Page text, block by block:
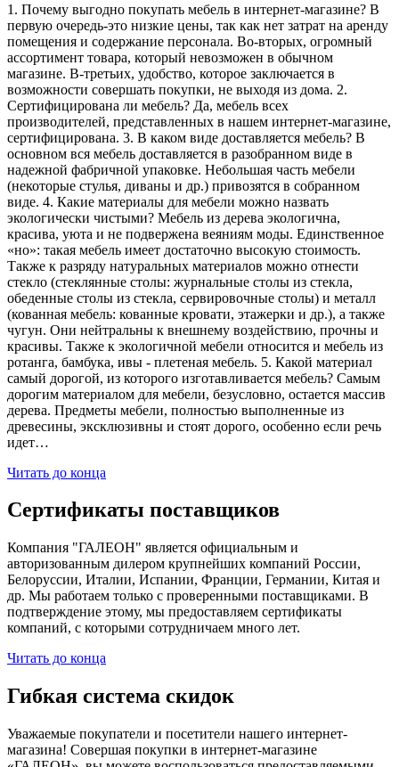
1. Почему выгодно покупать мебель в интернет-магазине? В
первую очередь-это низкие цены, так как нет затрат на аренду
помещения и содержание персонала. Во-вторых, огромный
ассортимент товара, который невозможен в обычном
магазине. В-третьих, удобство, которое заключается в
возможности совершать покупки, не выходя из дома. 2.
Сертифицирована ли мебель? Да, мебель всех
производителей, представленных в нашем интернет-магазине,
сертифицирована. 3. В каком виде доставляется мебель? В
основном вся мебель доставляется в разобранном виде в
надежной фабричной упаковке. Небольшая часть мебели
(некоторые стулья, диваны и др.) привозятся в собранном
виде. 4. Какие материалы для мебели можно назвать
экологически чистыми? Мебель из дерева экологична,
красива, уюта и не подвержена веяниям моды. Единственное
«но»: такая мебель имеет достаточно высокую стоимость.
Также к разряду натуральных материалов можно отнести
стекло (стеклянные столы: журнальные столы из стекла,
обеденные столы из стекла, сервировочные столы) и металл
(кованная мебель: кованные кровати, этажерки и др.), а также
чугун. Они нейтральны к внешнему воздействию, прочны и
красивы. Также к экологичной мебели относится и мебель из
ротанга, бамбука, ивы - плетеная мебель. 5. Какой материал
самый дорогой, из которого изготавливается мебель? Самым
дорогим материалом для мебели, безусловно, остается массив
дерева. Предметы мебели, полностью выполненные из
древесины, эксклюзивны и стоят дорого, особенно если речь
идет…
Читать до конца
Сертификаты поставщиков
Компания "ГАЛЕОН" является официальным и
авторизованным дилером крупнейших компаний России,
Белоруссии, Италии, Испании, Франции, Германии, Китая и
др. Мы работаем только с проверенными поставщиками. В
подтверждение этому, мы предоставляем сертификаты
компаний, с которыми сотрудничаем много лет.
Читать до конца
Гибкая система скидок
Уважаемые покупатели и посетители нашего интернет-
магазина! Совершая покупки в интернет-магазине